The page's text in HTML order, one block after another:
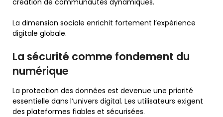
La dimension sociale enrichit fortement l’expérience
digitale globale.
La sécurité comme fondement du
numérique
La protection des données est devenue une priorité
essentielle dans l’univers digital. Les utilisateurs exigent
des plateformes fiables et sécurisées.